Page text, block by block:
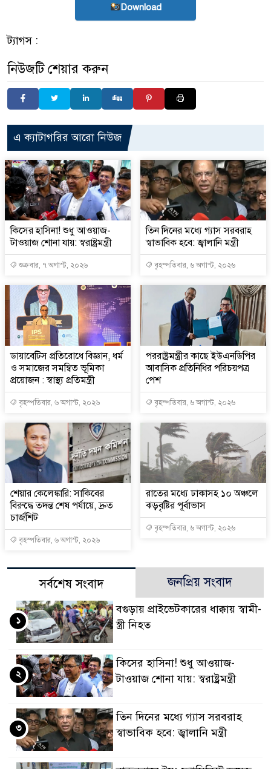
Download
ট্যাগস :
নিউজটি শেয়ার করুন
এ ক্যাটাগরির আরো নিউজ
কিসের হাসিনা! শুধু আওয়াজ-
টাওয়াজ শোনা যায়: স্বরাষ্ট্রমন্ত্রী
শুক্রবার, ৭ অগাস্ট, ২০২৬
তিন দিনের মধ্যে গ্যাস সরবরাহ
স্বাভাবিক হবে: জ্বালানি মন্ত্রী
বৃহস্পতিবার, ৬ অগাস্ট, ২০২৬
ডায়াবেটিস প্রতিরোধে বিজ্ঞান, ধর্ম
ও সমাজের সমন্বিত ভূমিকা
প্রয়োজন : স্বাস্থ্য প্রতিমন্ত্রী
বৃহস্পতিবার, ৬ অগাস্ট, ২০২৬
পররাষ্ট্রমন্ত্রীর কা‌ছে ইউএনডিপির
আবাসিক প্রতিনিধির পরিচয়পত্র
পেশ
বৃহস্পতিবার, ৬ অগাস্ট, ২০২৬
শেয়ার কেলেঙ্কারি: সাকিবের
বিরুদ্ধে তদন্ত শেষ পর্যায়ে, দ্রুত
চার্জশিট
বৃহস্পতিবার, ৬ অগাস্ট, ২০২৬
রাতের মধ্যে ঢাকাসহ ১০ অঞ্চলে
ঝড়বৃষ্টির পূর্বাভাস
বৃহস্পতিবার, ৬ অগাস্ট, ২০২৬
সর্বশেষ সংবাদ জনপ্রিয় সংবাদ
বগুড়ায় প্রাইভেটকারের ধাক্কায় স্বামী-
স্ত্রী নিহত
১
কিসের হাসিনা! শুধু আওয়াজ-
টাওয়াজ শোনা যায়: স্বরাষ্ট্রমন্ত্রী
২
তিন দিনের মধ্যে গ্যাস সরবরাহ
স্বাভাবিক হবে: জ্বালানি মন্ত্রী
৩